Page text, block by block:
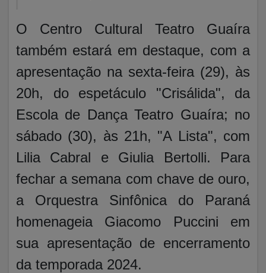
O Centro Cultural Teatro Guaíra
também estará em destaque, com a
apresentação na sexta-feira (29), às
20h, do espetáculo "Crisálida", da
Escola de Dança Teatro Guaíra; no
sábado (30), às 21h, "A Lista", com
Lilia Cabral e Giulia Bertolli. Para
fechar a semana com chave de ouro,
a Orquestra Sinfônica do Paraná
homenageia Giacomo Puccini em
sua apresentação de encerramento
da temporada 2024.